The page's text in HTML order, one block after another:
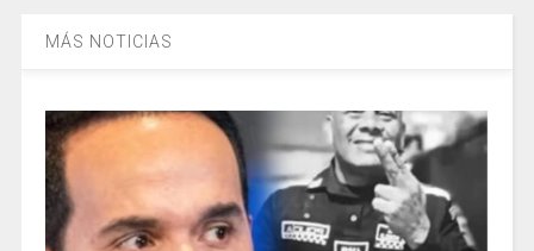
MÁS NOTICIAS